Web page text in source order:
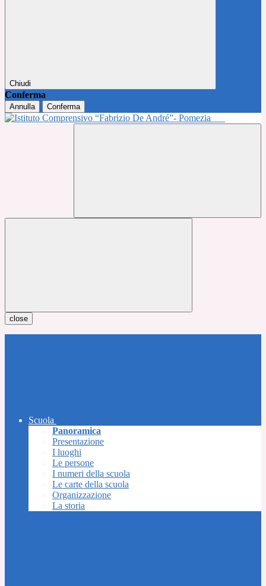
Chiudi
Conferma
Annulla Conferma
close
Scuola
Panoramica
Presentazione
I luoghi
Le persone
I numeri della scuola
Le carte della scuola
Organizzazione
La storia